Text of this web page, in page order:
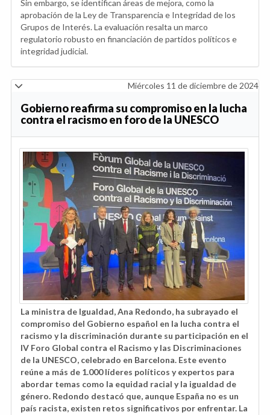
Sin embargo, se identifican áreas de mejora, como la
aprobación de la Ley de Transparencia e Integridad de los
Grupos de Interés. La evaluación resalta un marco
regulatorio robusto en financiación de partidos políticos e
integridad judicial.
Miércoles 11 de diciembre de 2024
Gobierno reafirma su compromiso en la lucha
contra el racismo en foro de la UNESCO
La ministra de Igualdad, Ana Redondo, ha subrayado el
compromiso del Gobierno español en la lucha contra el
racismo y la discriminación durante su participación en el
IV Foro Global contra el Racismo y las Discriminaciones
de la UNESCO, celebrado en Barcelona. Este evento
reúne a más de 1.000 líderes políticos y expertos para
abordar temas como la equidad racial y la igualdad de
género. Redondo destacó que, aunque España no es un
país racista, existen retos significativos por enfrentar. La